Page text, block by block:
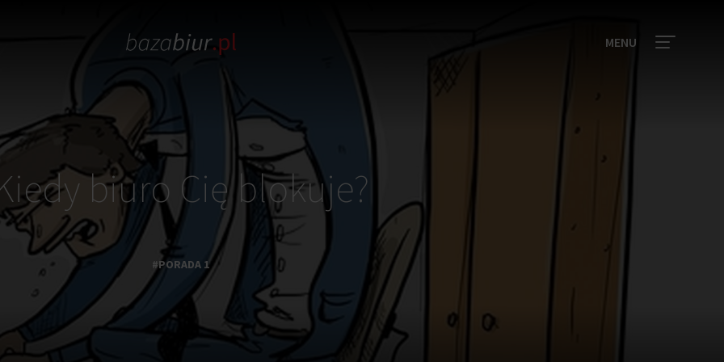
MENU
biuro Cię blokuje?
#PORADA 1